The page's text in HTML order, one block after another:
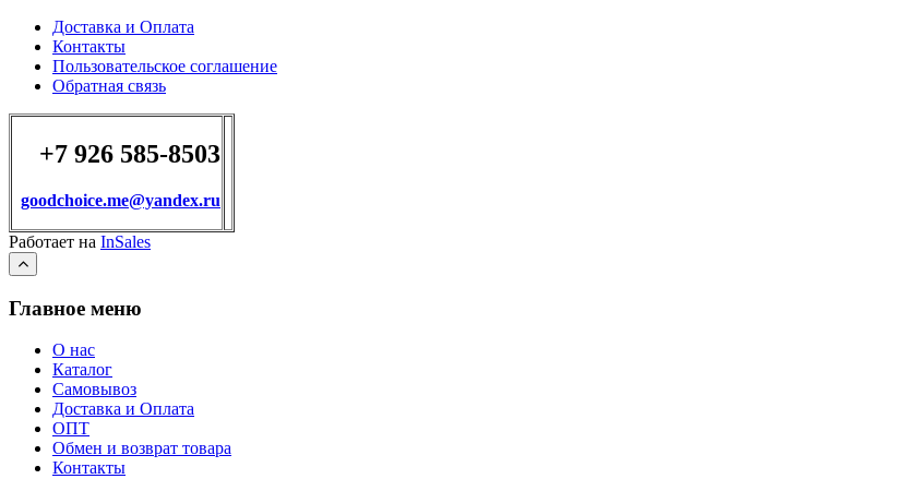
Доставка и Оплата
Контакты
Пользовательское соглашение
Обратная связь
+7 926 585-8503
goodchoice.me@yandex.ru
Работает на InSales
Главное меню
О нас
Каталог
Самовывоз
Доставка и Оплата
ОПТ
Обмен и возврат товара
Контакты